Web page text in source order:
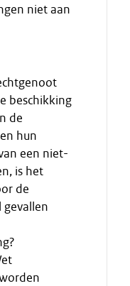
niet aan
beschikking
de
hun
een niet-
is het
de